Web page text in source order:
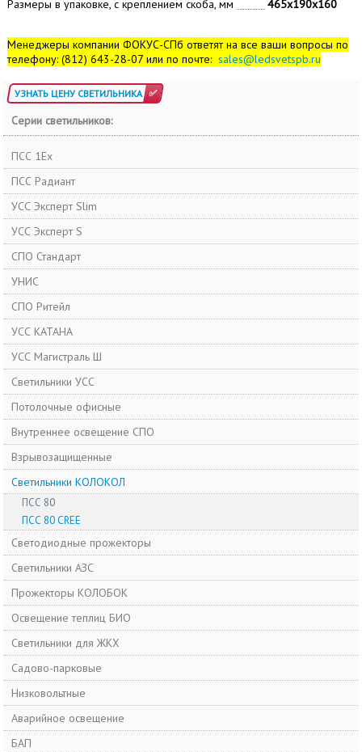
465х190х160
Размеры в упаковке, с креплением скоба, мм
Менеджеры компании ФОКУС-СПб ответят на все ваши вопросы по
телефону: (812) 643-28-07 или по почте: sales@ledsvetspb.ru
УЗНАТЬ ЦЕНУ СВЕТИЛЬНИКА
Серии светильников:
ПСС 1Ex
ПСС Радиант
УСС Эксперт Slim
УСС Эксперт S
СПО Стандарт
УНИС
СПО Ритейл
УСС КАТАНА
УСС Магистраль Ш
Светильники УСС
Потолочные офисные
Внутреннее освещение СПО
Взрывозащищенные
Светильники КОЛОКОЛ
ПСС 80
ПСС 80 CREE
Cветодиодные прожекторы
Светильники АЗС
Прожекторы КОЛОБОК
Освещение теплиц БИО
Светильники для ЖКХ
Садово-парковые
Низковольтные
Аварийное освещение
БАП